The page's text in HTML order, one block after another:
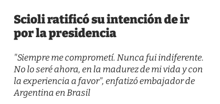
Scioli ratificó su intención de ir
por la presidencia
"Siempre me comprometí. Nunca fui indiferente.
No lo seré ahora, en la madurez de mi vida y con
la experiencia a favor", enfatizó embajador de
Argentina en Brasil